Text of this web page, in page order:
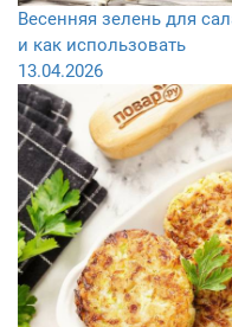
Весенняя зелень для
и как использовать
13.04.2026